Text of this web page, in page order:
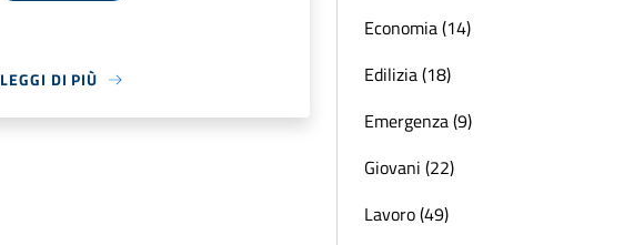
LEGGI DI PIÙ
Economia (14)
Edilizia (18)
Emergenza (9)
Giovani (22)
Lavoro (49)